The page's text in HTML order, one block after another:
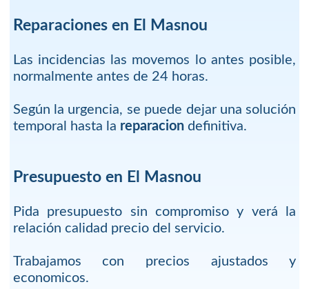
Reparaciones en El Masnou
Las incidencias las movemos lo antes posible,
normalmente antes de 24 horas.
Según la urgencia, se puede dejar una solución
temporal hasta la reparaciondefinitiva.
Presupuesto en El Masnou
Pida presupuesto sin compromiso y verá la
relación calidad precio del servicio.
Trabajamos con precios ajustados y
economicos.